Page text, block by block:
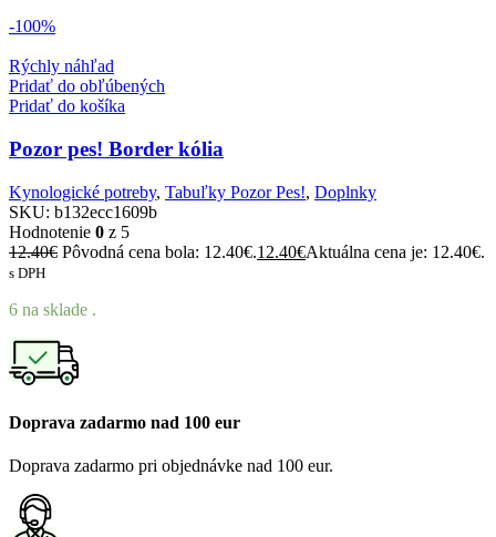
-100%
Rýchly náhľad
Pridať do obľúbených
Pridať do košíka
Pozor pes! Border kólia
Kynologické potreby, Tabuľky Pozor Pes!, Doplnky
SKU: b132ecc1609b
Hodnotenie 0 z 5
12.40€ Pôvodná cena bola: 12.40€.12.40€Aktuálna cena je: 12.40€.
s DPH
6 na sklade .
Doprava zadarmo nad 100 eur
Doprava zadarmo pri objednávke nad 100 eur.